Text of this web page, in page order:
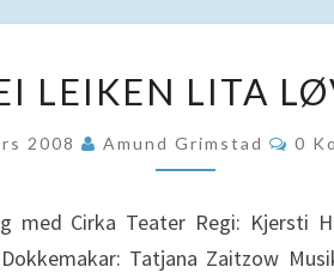
LEIKEN
LITA
LØVE
LEIKEN LITA
2008 Amund Grimstad 0
med Cirka Teater Regi: Kjersti
Tatjana Zaitzow